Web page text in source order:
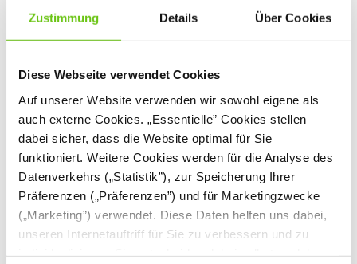
Zustimmung Details Über Cookies
Diese Webseite verwendet Cookies
Auf unserer Website verwenden wir sowohl eigene als
auch externe Cookies. „Essentielle” Cookies stellen
dabei sicher, dass die Website optimal für Sie
funktioniert. Weitere Cookies werden für die Analyse des
Datenverkehrs („Statistik”), zur Speicherung Ihrer
Präferenzen („Präferenzen”) und für Marketingzwecke
(„Marketing”) verwendet. Diese Daten helfen uns dabei,
unseren Internetauftriff für Sie zu verbessern und zu
120 cm, ecru mit
Hündchen
Produktnummer:524015
17,90 €
135 cm, ecru mit
Hündchen
Produktnummer:524016
25,90 €